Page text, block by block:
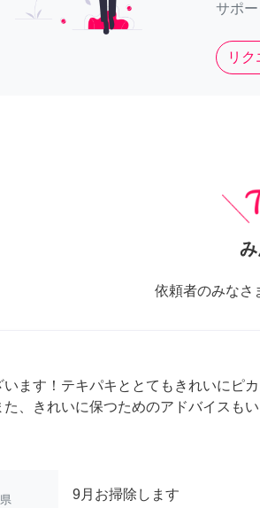
サポ
リク
依頼者のみなさ
ます！テキパキととてもきれいにピカ
、きれいに保つためのアドバイスもい
9月お掃除します